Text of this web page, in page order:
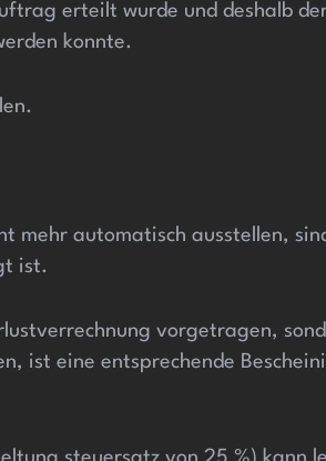
erteilt wurde und deshalb
konnte.
mehr automatisch ausstellen,
ist.
vorgetragen,
ist eine entsprechende